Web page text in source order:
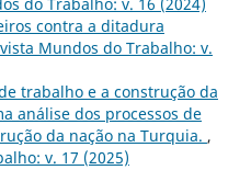
contra a ditadura
Mundos do Trabalho: v.
trabalho e a construção da
análise dos processos de
da nação na Turquia. ,
v. 17 (2025)